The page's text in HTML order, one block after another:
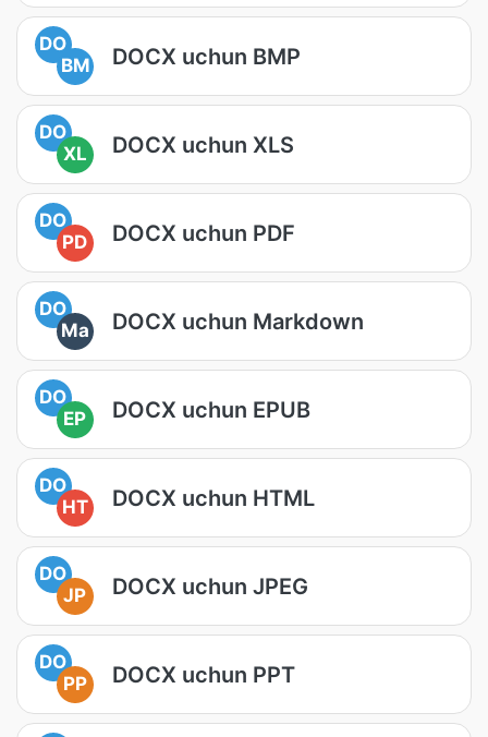
DO
BM
DOCX uchun BMP
DO
XL
DOCX uchun XLS
DO
PD
DOCX uchun PDF
DO
Ma
DOCX uchun Markdown
DO
EP
DOCX uchun EPUB
DO
HT
DOCX uchun HTML
DO
JP
DOCX uchun JPEG
DO
PP
DOCX uchun PPT